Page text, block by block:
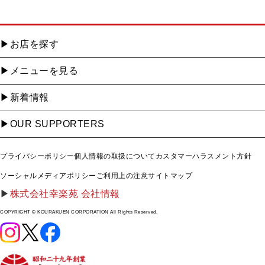
お店を探す
メニューを見る
新着情報
OUR SUPPORTERS
プライバシーポリシー個人情報の取扱について カスタマーハラスメント方針
ソーシャルメディアポリシー ご利用上の注意サイトマップ
株式会社幸楽苑 会社情報
COPYRIGHT © KOURAKUEN CORPORATION All Rights Reserved.